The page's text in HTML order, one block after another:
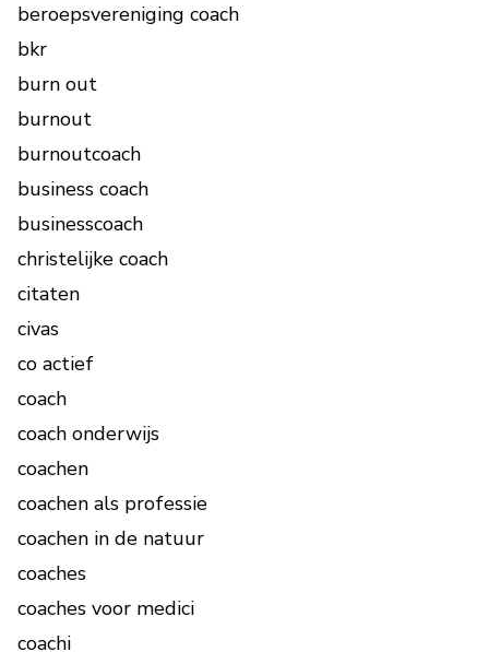
beroepsvereniging coach
bkr
burn out
burnout
burnoutcoach
business coach
businesscoach
christelijke coach
citaten
civas
co actief
coach
coach onderwijs
coachen
coachen als professie
coachen in de natuur
coaches
coaches voor medici
coachi